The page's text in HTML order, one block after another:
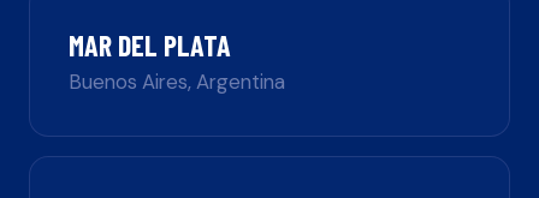
MAR DEL PLATA
Buenos Aires,Argentina